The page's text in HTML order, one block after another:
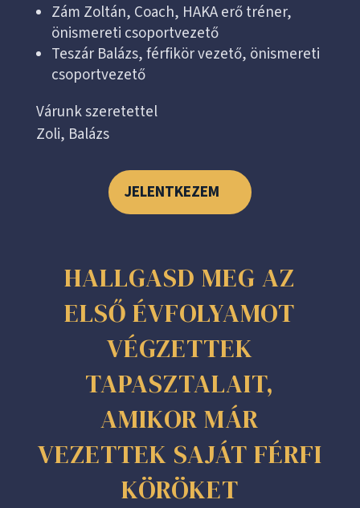
Zám Zoltán, Coach, HAKA erő tréner,
önismereti csoportvezető
Teszár Balázs, férfikör vezető, önismereti
csoportvezető
Várunk szeretettel
Zoli, Balázs
JELENTKEZEM
HALLGASD MEG AZ
ELSŐ ÉVFOLYAMOT
VÉGZETTEK
TAPASZTALAIT,
AMIKOR MÁR
VEZETTEK SAJÁT FÉRFI
KÖRÖKET